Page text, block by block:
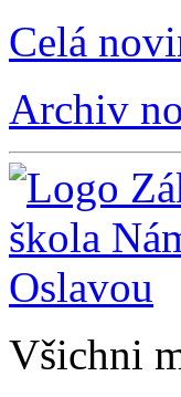
Celá
Archiv
Všichni